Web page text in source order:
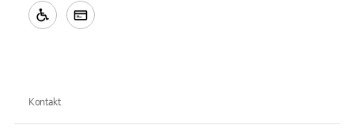
Kontakt